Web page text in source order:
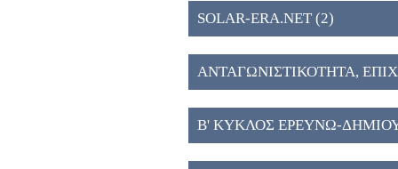
SOLAR-ERA.NET (2)
ΑΝΤΑΓΩΝΙΣΤΙΚΟΤΗΤΑ,
ΚΑΙΝΟΤΟΜΙΑ (6)
Β' ΚΥΚΛΟΣ ΕΡΕΥΝΩ-